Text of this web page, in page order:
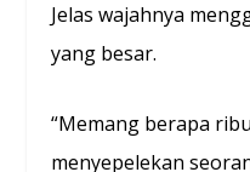
Jelas wajahnya
yang besar.
“Memang berapa
menyepelekan